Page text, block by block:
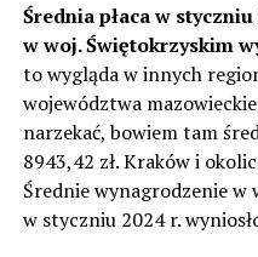
Średnia płaca w
w woj. Świętokrzyskim
to wygląda w innych
województwa
narzekać, bowiem tam
8943,42 zł. Kraków i
Średnie wynagrodzenie w
w styczniu 2024 r.